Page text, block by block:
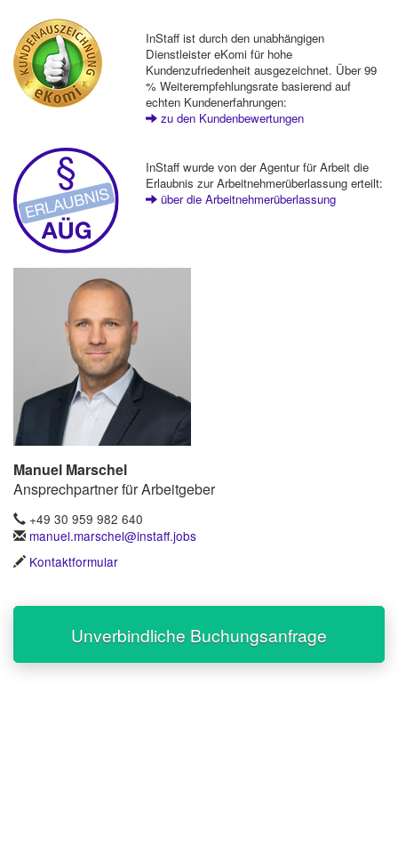
InStaff ist durch den unabhängigen
Dienstleister eKomi für hohe
Kundenzufriedenheit ausgezeichnet. Über 99
% Weiterempfehlungsrate basierend auf
echten Kundenerfahrungen:
zu den Kundenbewertungen
InStaff wurde von der Agentur für Arbeit die
Erlaubnis zur Arbeitnehmerüberlassung erteilt:
über die Arbeitnehmerüberlassung
Manuel Marschel
Ansprechpartner für Arbeitgeber
+49 30 959 982 640
manuel.marschel@instaff.jobs
Kontaktformular
Unverbindliche Buchungsanfrage